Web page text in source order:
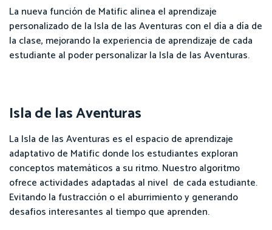
La nueva función de Matific alinea el aprendizaje
personalizado de la Isla de las Aventuras con el día a día de
la clase, mejorando la experiencia de aprendizaje de cada
estudiante al poder personalizar la Isla de las Aventuras.
Isla de las Aventuras
La Isla de las Aventuras es el espacio de aprendizaje
adaptativo de Matific donde los estudiantes exploran
conceptos matemáticos a su ritmo. Nuestro algoritmo
ofrece actividades adaptadas al nivel de cada estudiante.
Evitando la fustracción o el aburrimiento y generando
desafios interesantes al tiempo que aprenden.